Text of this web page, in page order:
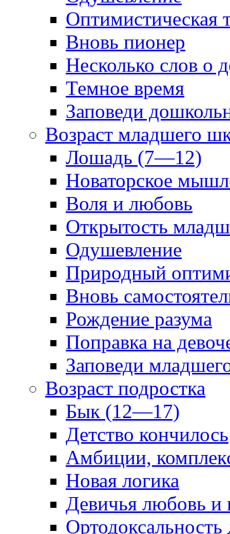
Оптимистическая
Вновь пионер
Несколько слов о
Темное время
Заповеди
Возраст младшего
Лошадь (7—12)
Новаторское
Воля и любовь
Открытость
Одушевление
Природный
Вновь
Рождение разума
Поправка на
Заповеди
Возраст подростка
Бык (12—17)
Детство кончилось
Амбиции,
Новая логика
Девичья любовь и